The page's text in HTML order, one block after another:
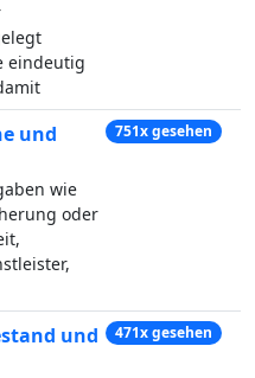
eindeutig
und
wie
oder
751x gesehen
und
471x gesehen